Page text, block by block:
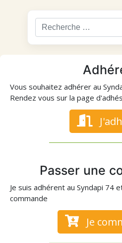
Vous souhaitez adhérer au
Rendez vous sur la page
Passer une
Je suis adhérent au Syndapi 74
commande
Je